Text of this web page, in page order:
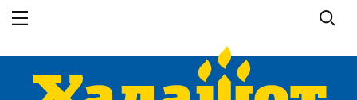
основному